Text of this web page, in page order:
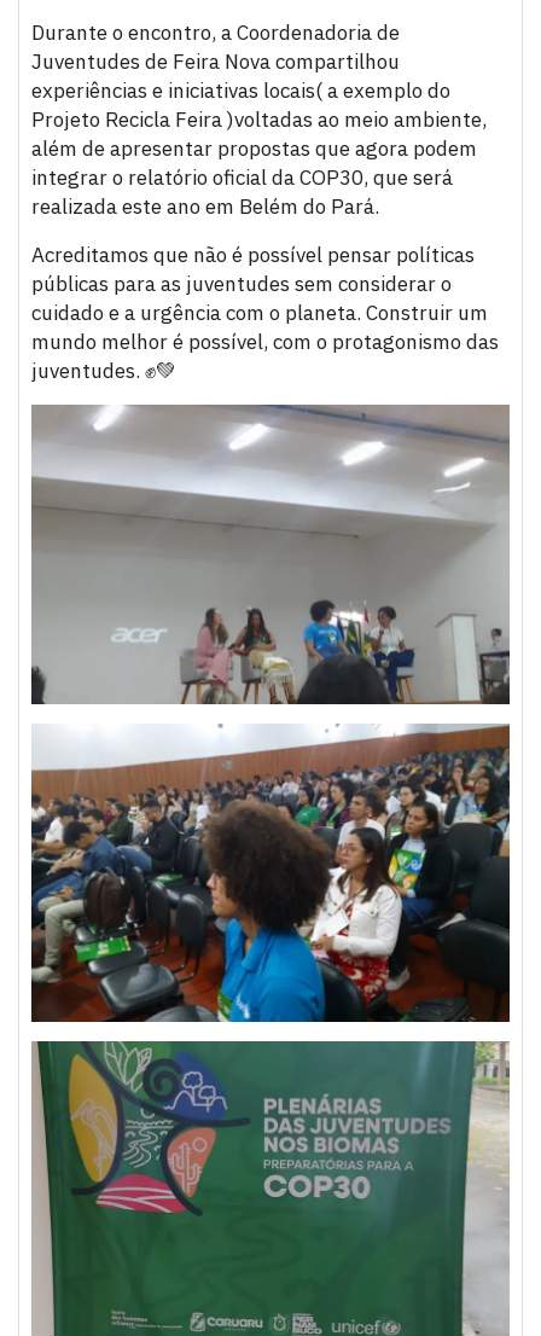
Durante o encontro, a Coordenadoria de
Juventudes de Feira Nova compartilhou
experiências e iniciativas locais( a exemplo do
Projeto Recicla Feira )voltadas ao meio ambiente,
além de apresentar propostas que agora podem
integrar o relatório oficial da COP30, que será
realizada este ano em Belém do Pará.
Acreditamos que não é possível pensar políticas
públicas para as juventudes sem considerar o
cuidado e a urgência com o planeta. Construir um
mundo melhor é possível, com o protagonismo das
juventudes. ✊💚